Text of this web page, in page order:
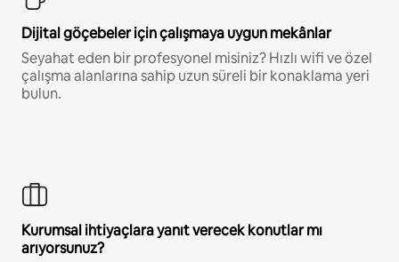
Dijital göçebeler için çalışmaya uygun mekânlar
Seyahat eden bir profesyonel misiniz? Hızlı wifi ve özel
çalışma alanlarına sahip uzun süreli bir konaklama yeri
bulun.
Kurumsal ihtiyaçlara yanıt verecek konutlar mı
arıyorsunuz?